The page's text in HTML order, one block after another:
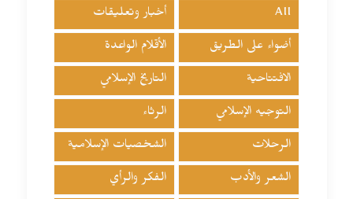
All أخبار وتعليقات
أضواء على الطريق الأقلام الواعدة
الافتتاحية التاريخ الإسلامي
التوجيه الإسلامي الرثاء
الرحلات الشخصيات الإسلامية
الشعر والأدب الفكر والرأي